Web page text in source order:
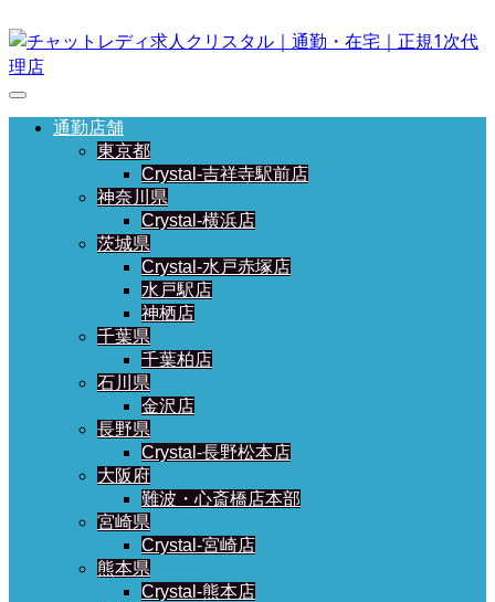
通勤店舗
東京都
Crystal-吉祥寺駅前店
神奈川県
Crystal-横浜店
茨城県
Crystal-水戸赤塚店
水戸駅店
神栖店
千葉県
千葉柏店
石川県
金沢店
長野県
Crystal-長野松本店
大阪府
難波・心斎橋店本部
宮崎県
Crystal-宮崎店
熊本県
Crystal-熊本店